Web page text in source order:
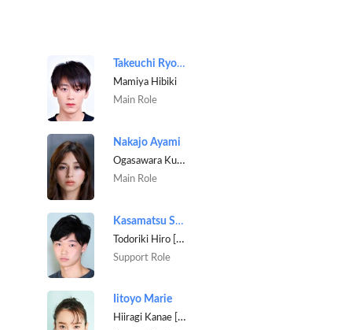
Takeuchi Ryoma
Mamiya Hibiki
Main Role
Nakajo Ayami
Ogasawara Kurumi
Main Role
Kasamatsu Sho
Todoriki Hiro [Police officer]
Support Role
Iitoyo Marie
Hiiragi Kanae [3rd year college student]